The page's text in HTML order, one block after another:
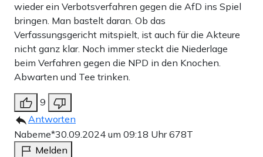
wieder ein Verbotsverfahren gegen die AfD ins Spiel
bringen. Man bastelt daran. Ob das
Verfassungsgericht mitspielt, ist auch für die Akteure
nicht ganz klar. Noch immer steckt die Niederlage
beim Verfahren gegen die NPD in den Knochen.
Abwarten und Tee trinken.
9
Antworten
Nabeme*30.09.2024 um 09:18 Uhr678T
Melden